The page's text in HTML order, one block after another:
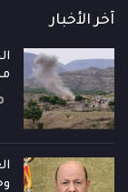
آخر الأخبار